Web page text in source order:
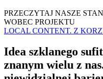
PRZECZYTAJ NASZE
WOBEC PROJEKTU
LOCAL CONTENT. Z
Idea szklanego
znanym wielu z